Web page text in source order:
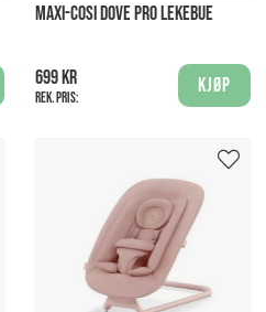
MAXI-COSI DOVE PRO LEKEBUE
699 kr
Rek. pris:
Kjøp